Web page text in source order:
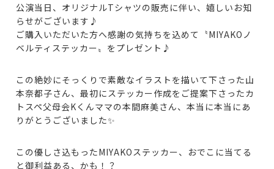
公演当日、オリジナルTシャツの販売に伴い、嬉しいお知
らせがございます♪
ご購入いただいた方へ感謝の気持ちを込めて〝MIYAKOノ
ベルティステッカー〟をプレゼント♪
この絶妙にそっくりで素敵なイラストを描いて下さった山
本奈都子さん、最初にステッカー作成をご提案下さったカ
トスペ父母会Kくんママの本間麻美さん、本当に本当にあ
りがとうございました✨
この優しさ込もったMIYAKOステッカー、おでこに当てる
と御利益ある、かも！？